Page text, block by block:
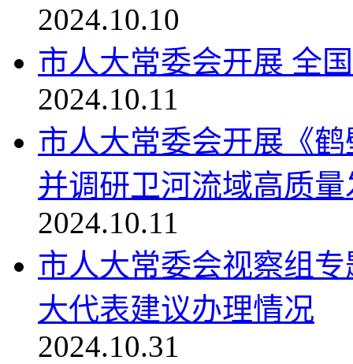
2024.10.10
市人大常委会开展 全
2024.10.11
市人大常委会开展《
并调研卫河流域高质
2024.10.11
市人大常委会视察组
大代表建议办理情况
2024.10.31